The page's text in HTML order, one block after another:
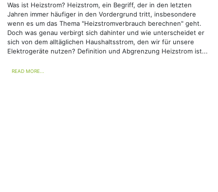
Was ist Heizstrom? Heizstrom, ein Begriff, der in den letzten
Jahren immer häufiger in den Vordergrund tritt, insbesondere
wenn es um das Thema "Heizstromverbrauch berechnen" geht.
Doch was genau verbirgt sich dahinter und wie unterscheidet er
sich von dem alltäglichen Haushaltsstrom, den wir für unsere
Elektrogeräte nutzen? Definition und Abgrenzung Heizstrom ist...
READ MORE...